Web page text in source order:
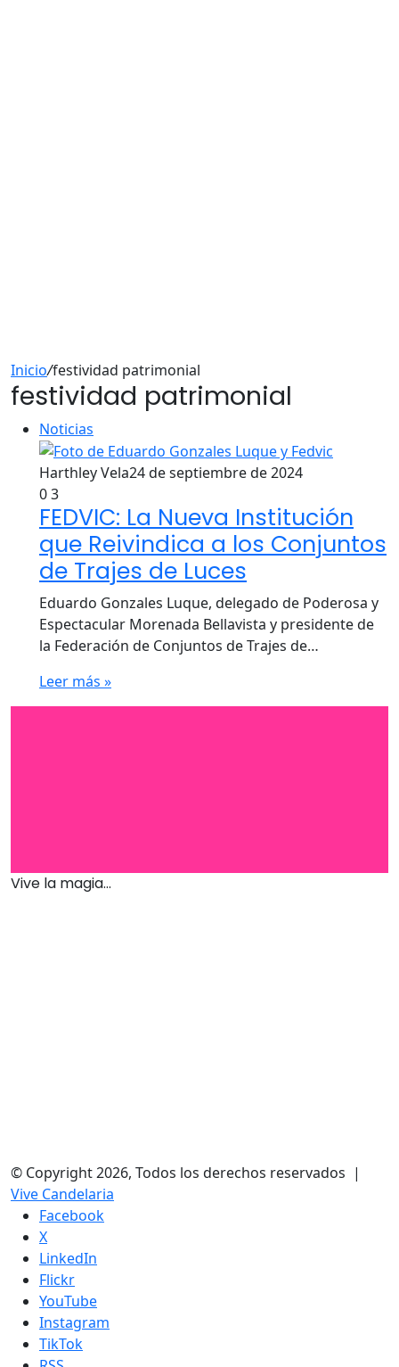
Inicio/festividad patrimonial
festividad patrimonial
Noticias
Harthley Vela24 de septiembre de 2024
03
FEDVIC: La Nueva Institución
que Reivindica a los Conjuntos
de Trajes de Luces
Eduardo Gonzales Luque, delegado de Poderosa y
Espectacular Morenada Bellavista y presidente de
la Federación de Conjuntos de Trajes de…
Leer más »
Vive la magia...
© Copyright 2026, Todos los derechos reservados |
Vive Candelaria
Facebook
X
LinkedIn
Flickr
YouTube
Instagram
TikTok